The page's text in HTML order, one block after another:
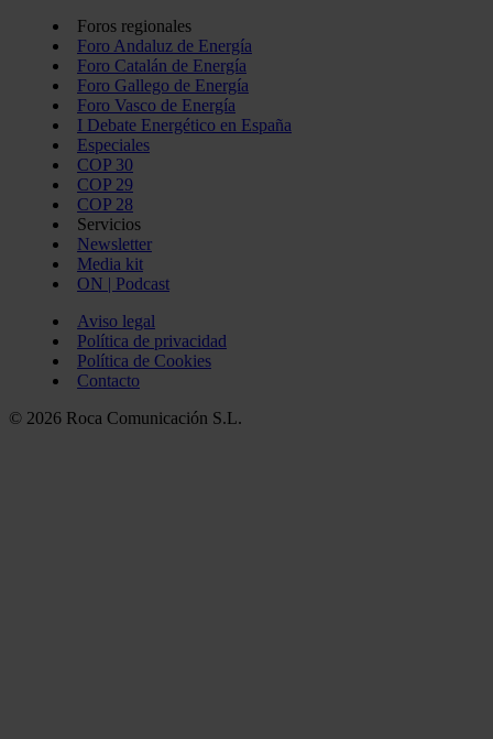
Foros regionales
Foro Andaluz de Energía
Foro Catalán de Energía
Foro Gallego de Energía
Foro Vasco de Energía
I Debate Energético en España
Especiales
COP 30
COP 29
COP 28
Servicios
Newsletter
Media kit
ON | Podcast
Aviso legal
Política de privacidad
Política de Cookies
Contacto
© 2026 Roca Comunicación S.L.